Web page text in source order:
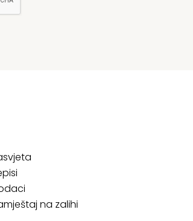
na zalihi